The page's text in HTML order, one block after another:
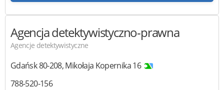
Agencja detektywistyczno-prawna
Agencje detektywistyczne
Gdańsk80-208,Mikołaja Kopernika 16
788-520-156